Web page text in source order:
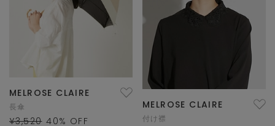
MELROSE CLAIRE
長傘
¥3,520 40% OFF
MELROSE CLAIRE
付け襟